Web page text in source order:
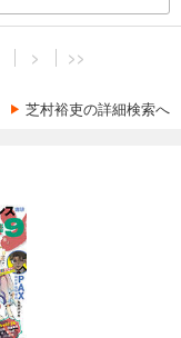
> >>
芝村裕吏の詳細検索へ